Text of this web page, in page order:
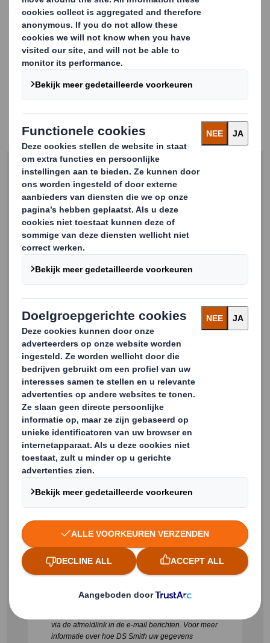
De consumentenvoorkeuren rondom
verpakkingen en recycling
Welke acties de consument van webshops
verwacht
Hoe u hier op in kunt spelen met verpakkingen
Wilt u meer weten over e-commerce verpakkingen en
innovaties?
Neem contact open ontdek de mogelijkheden.
Leer hoe online shoppers over duurzaamheid denken en
hoe u hierop in kunt spelen met verpakkingen.
Voornaam
Email
Telefoon
Bedrijfsnaam
DS Smith
opneemt of informatie stuurt over producten en
diensten.
Ik kan mijn toestemming voor
via de afmeldlink in de e-mail berichten. Voor meer
informatie over hoe DS Smith uw gegevens